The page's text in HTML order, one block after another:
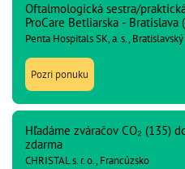
Oftalmologická sestra/
ProCare Betliarska - Bratislava
Penta Hospitals SK, a. s.,
Pozri ponuku
Hľadáme zváračov CO₂ (135)
zdarma
CHRISTAL s. r. o., Francúzsko